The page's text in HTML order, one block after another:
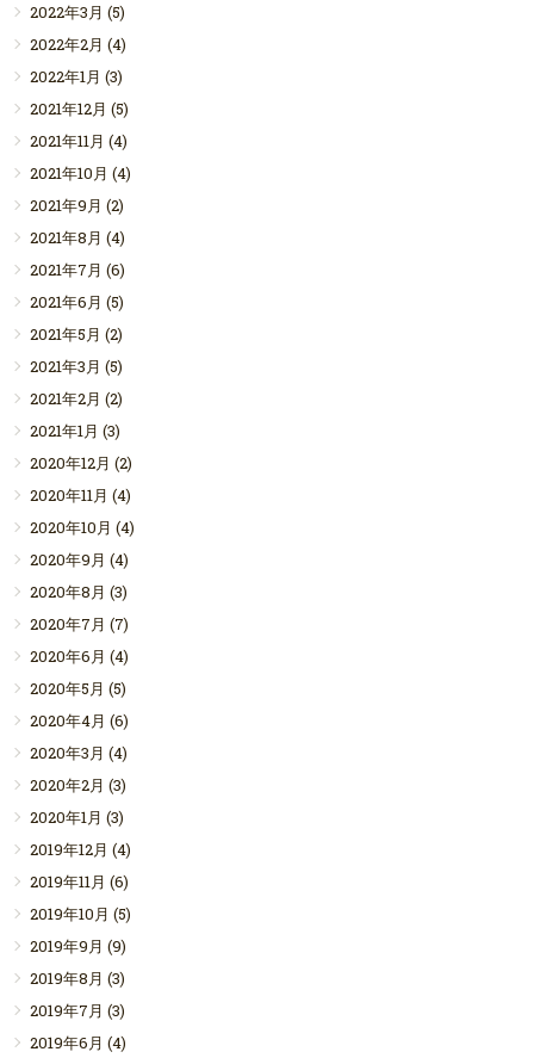
2022年3月 (5)
2022年2月 (4)
2022年1月 (3)
2021年12月 (5)
2021年11月 (4)
2021年10月 (4)
2021年9月 (2)
2021年8月 (4)
2021年7月 (6)
2021年6月 (5)
2021年5月 (2)
2021年3月 (5)
2021年2月 (2)
2021年1月 (3)
2020年12月 (2)
2020年11月 (4)
2020年10月 (4)
2020年9月 (4)
2020年8月 (3)
2020年7月 (7)
2020年6月 (4)
2020年5月 (5)
2020年4月 (6)
2020年3月 (4)
2020年2月 (3)
2020年1月 (3)
2019年12月 (4)
2019年11月 (6)
2019年10月 (5)
2019年9月 (9)
2019年8月 (3)
2019年7月 (3)
2019年6月 (4)